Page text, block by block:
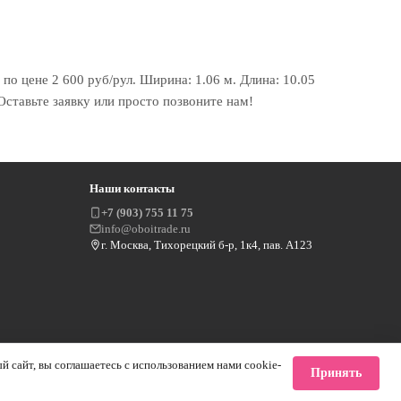
цене 2 600 руб/рул. Ширина: 1.06 м. Длина: 10.05
заявку или просто позвоните нам!
Наши контакты
+7 (903) 755 11 75
info@oboitrade.ru
г. Москва, Тихорецкий б-р, 1к4, пав. А123
сайт, вы соглашаетесь с использованием нами cookie-
Принять